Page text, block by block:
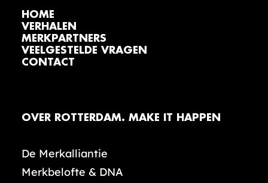
HOME
VERHALEN
MERKPARTNERS
VEELGESTELDE VRAGEN
CONTACT
OVER ROTTERDAM. MAKE IT HAPPEN
De Merkalliantie
Merkbelofte & DNA